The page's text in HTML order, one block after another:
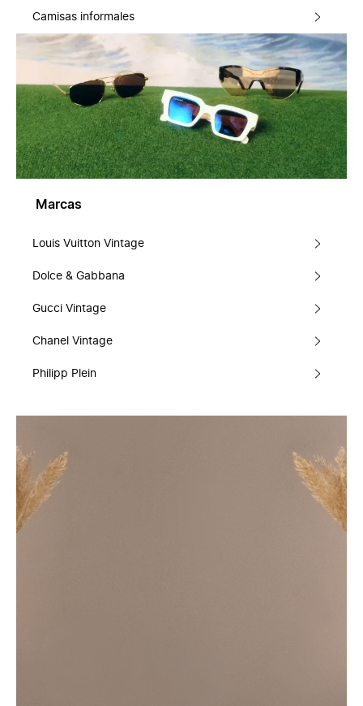
Camisas informales
Marcas
Louis Vuitton Vintage
Dolce & Gabbana
Gucci Vintage
Chanel Vintage
Philipp Plein